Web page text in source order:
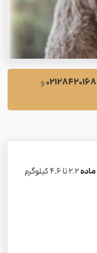
02128420168و
ماده2.2 تا 4.6 کیلوگرم